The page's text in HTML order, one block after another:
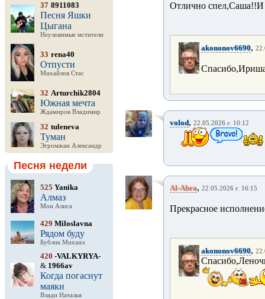
37 8911083
Песня Яшки
Цыгана
Неуловимые мстители
33 rena40
Отпусти
Михайлов Стас
32 Arturchik2804
Южная мечта
Ждамиров Владимир
32 tuleneva
Туман
Эгромжан Александр
Песня недели
525 Yanika
Алмаз
Мон Алиса
429 Miloslavna
Рядом буду
Бублик Михаил
420 -VALKYRYA-
& 1966av
Когда погаснут
маяки
Влади Наталья
Отлично спел,Саша!!И
akononov6690,
volod, 22.05.2026 г. 10:12
Al-Abra, 22.05.2026 г. 16:15
Прекрасное
akononov6690,